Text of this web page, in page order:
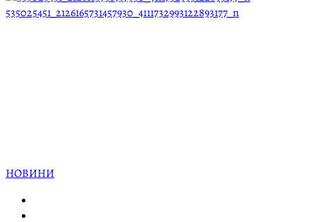
535025451_2126165731457930_4111732993122893177_n
НОВИНИ